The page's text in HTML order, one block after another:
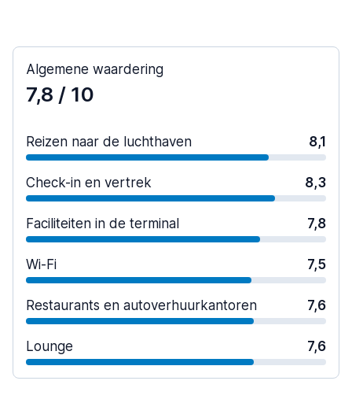
Algemene waardering
7,8 / 10
Reizen naar de luchthaven 8,1
Check-in en vertrek 8,3
Faciliteiten in de terminal 7,8
Wi-Fi 7,5
Restaurants en autoverhuurkantoren 7,6
Lounge 7,6